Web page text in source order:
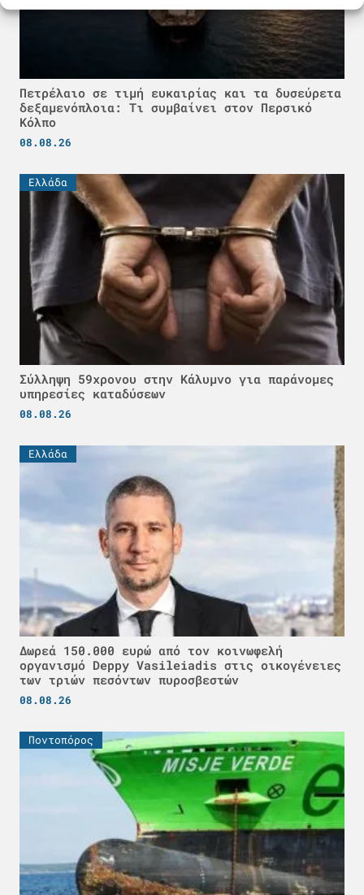
Πετρέλαιο σε τιμή ευκαιρίας και τα δυσεύρετα
δεξαμενόπλοια: Τι συμβαίνει στον Περσικό
Κόλπο
08.08.26
Ελλάδα
Σύλληψη 59χρονου στην Κάλυμνο για παράνομες
υπηρεσίες καταδύσεων
08.08.26
Ελλάδα
Δωρεά 150.000 ευρώ από τον κοινωφελή
οργανισμό Deppy Vasileiadis στις οικογένειες
των τριών πεσόντων πυροσβεστών
08.08.26
Ποντοπόρος